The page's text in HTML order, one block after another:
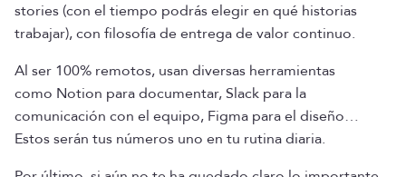
stories (con el tiempo podrás elegir en qué historias
trabajar), con filosofía de entrega de valor continuo.
Al ser 100% remotos, usan diversas herramientas
como Notion para documentar, Slack para la
comunicación con el equipo, Figma para el diseño…
Estos serán tus números uno en tu rutina diaria.